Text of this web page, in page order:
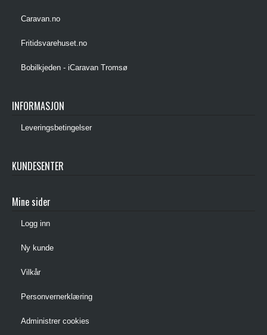
Caravan.no
Fritidsvarehuset.no
Bobilkjeden - iCaravan Tromsø
INFORMASJON
Leveringsbetingelser
KUNDESENTER
Mine sider
Logg inn
Ny kunde
Vilkår
Personvernerklæring
Administrer cookies